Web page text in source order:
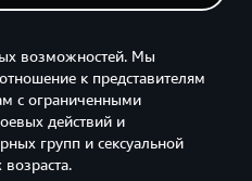
возможностей. Мы
к представителям
с ограниченными
действий и
групп и сексуальной